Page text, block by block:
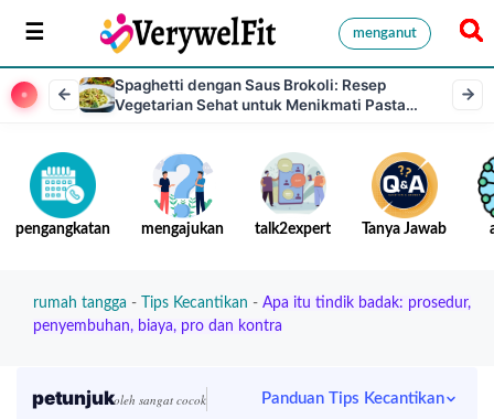
menganut
Spaghetti dengan Saus Brokoli: Resep
Vegetarian Sehat untuk Menikmati Pasta
pengangkatan mengajukan talk2expert Tanya Jawab
rumah tangga - Tips Kecantikan - Apa itu tindik badak: prosedur,
penyembuhan, biaya, pro dan kontra
petunjukoleh sangat cocok Panduan Tips Kecantikan